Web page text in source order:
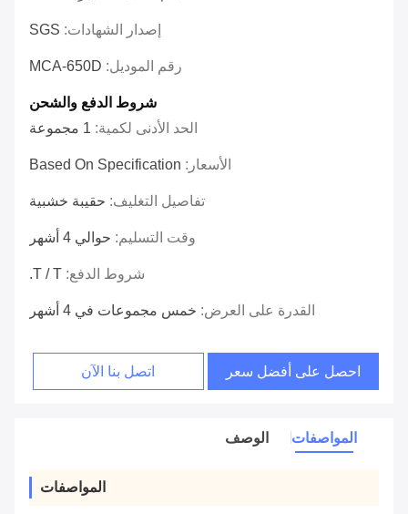
إصدار الشهادات: SGS
رقم الموديل: MCA-650D
شروط الدفع والشحن
الحد الأدنى لكمية: 1 مجموعة
الأسعار: Based On Specification
تفاصيل التغليف: حقيبة خشبية
وقت التسليم: حوالي 4 أشهر
شروط الدفع: T / T.
القدرة على العرض: خمس مجموعات في 4 أشهر
احصل على أفضل سعر اتصل بنا الآن
المواصفات الوصف
المواصفات